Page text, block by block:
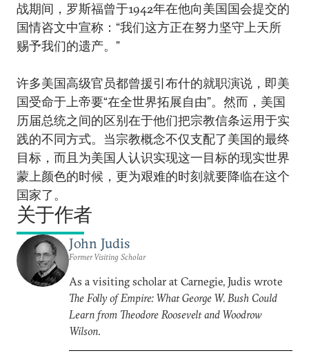
战期间，罗斯福曾于1942年在他向美国国会提交的
国情咨文中宣称：“我们这方正在努力坚守上天所
赐予我们的遗产。”
许多美国高级官员都曾援引布什的就职演说，即美
国受命于上帝要“在全世界拓展自由”。然而，美国
历届总统之间的区别在于他们把宗教信条运用于实
践的不同方式。当宗教概念不仅支配了美国的最终
目标，而且为美国人认识实现这一目标的现实世界
蒙上颜色的时候，更为艰难的时刻就要降临在这个
国家了。
关于作者
John Judis
Former Visiting Scholar
As a visiting scholar at Carnegie, Judis wrote
The Folly of Empire: What George W. Bush Could
Learn from Theodore Roosevelt and Woodrow
Wilson.